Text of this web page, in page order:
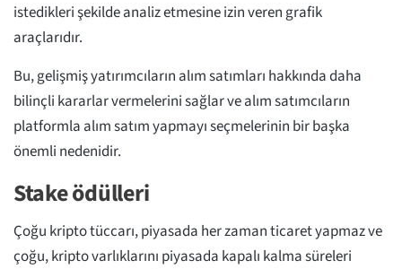
istedikleri şekilde analiz etmesine izin veren grafik
araçlarıdır.
Bu, gelişmiş yatırımcıların alım satımları hakkında daha
bilinçli kararlar vermelerini sağlar ve alım satımcıların
platformla alım satım yapmayı seçmelerinin bir başka
önemli nedenidir.
Stake ödülleri
Çoğu kripto tüccarı, piyasada her zaman ticaret yapmaz ve
çoğu, kripto varlıklarını piyasada kapalı kalma süreleri